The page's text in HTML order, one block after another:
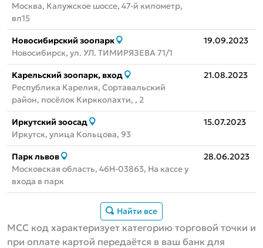
Москва, Калужское шоссе, 47-й километр,
вл15
Новосибирский зоопарк
Новосибирск, ул. УЛ. ТИМИРЯЗЕВА 71/1
19.09.2023
Карельский зоопарк, вход
Республика Карелия, Сортавальский
район, посёлок Киркколахти, , 2
21.08.2023
Иркутский зоосад
Иркутск, улица Кольцова, 93
15.07.2023
Парк львов
Московская область, 46Н-03863, На кассе у
входа в парк
28.06.2023
Найти все
MCC код характеризует категорию торговой точки и
при оплате картой передаётся в ваш банк для